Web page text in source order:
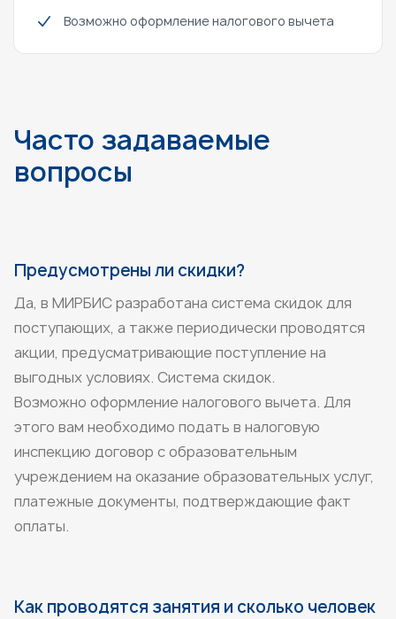
Возможно оформление налогового вычета
Часто задаваемые
вопросы
Предусмотрены ли скидки?
Да, в МИРБИС разработана система скидок для
поступающих, а также периодически проводятся
акции, предусматривающие поступление на
выгодных условиях. Система скидок.
Возможно оформление налогового вычета. Для
этого вам необходимо подать в налоговую
инспекцию договор с образовательным
учреждением на оказание образовательных услуг,
платежные документы, подтверждающие факт
оплаты.
Как проводятся занятия и сколько человек